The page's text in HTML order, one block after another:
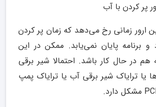
پر کردن با آب
ارور زمانی رخ می‌دهد که زمان پر کردن
برنامه پایان نمی‌یابد. ممکن در این
در حال کار باشد. احتمالا شیر برقی
یا ترایاک شیر برقی آب یا ترایاک پمپ